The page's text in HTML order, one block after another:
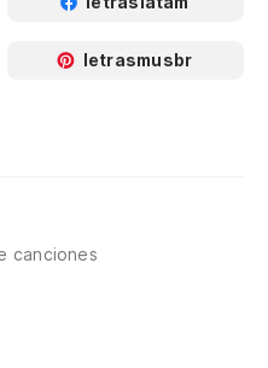
letrasmusbr
canciones